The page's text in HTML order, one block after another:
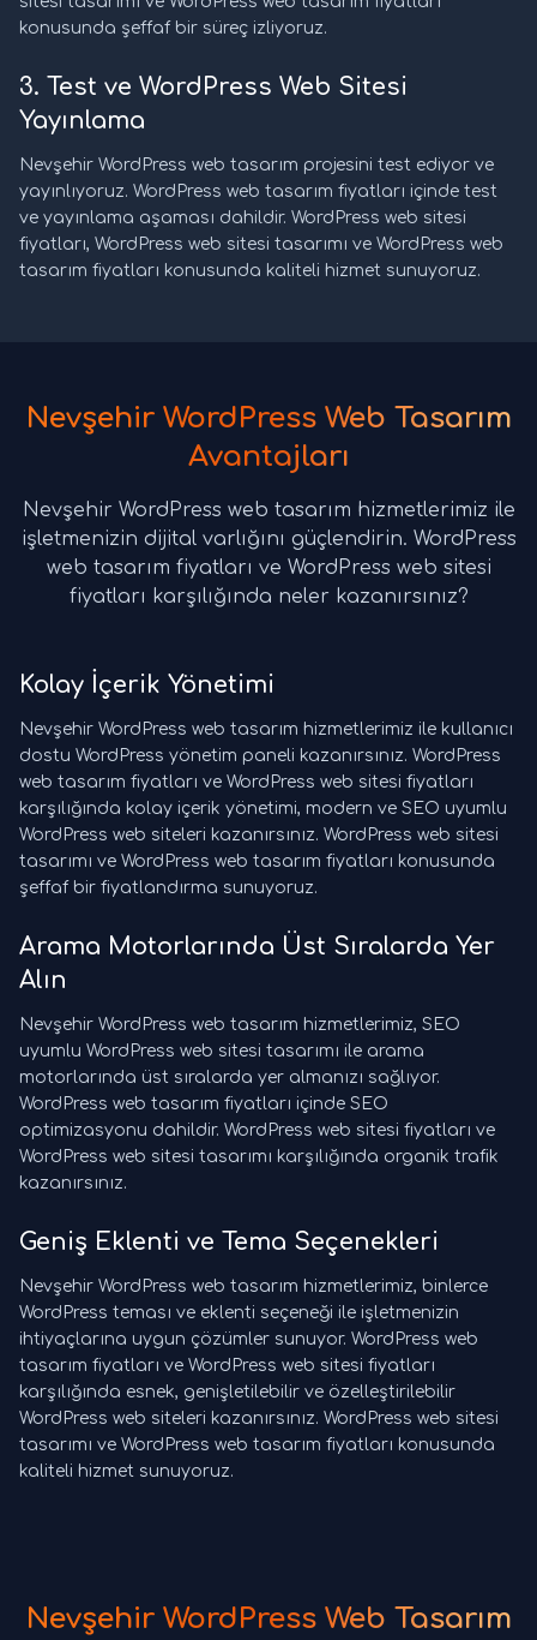
konusunda şeffaf bir süreç izliyoruz.
3. Test ve WordPress Web Sitesi
Yayınlama
Nevşehir WordPress web tasarım projesini test ediyor ve
yayınlıyoruz. WordPress web tasarım fiyatları içinde test
ve yayınlama aşaması dahildir. WordPress web sitesi
fiyatları, WordPress web sitesi tasarımı ve WordPress web
tasarım fiyatları konusunda kaliteli hizmet sunuyoruz.
Nevşehir WordPress Web Tasarım
Avantajları
Nevşehir WordPress web tasarım hizmetlerimiz ile
işletmenizin dijital varlığını güçlendirin. WordPress
web tasarım fiyatları ve WordPress web sitesi
fiyatları karşılığında neler kazanırsınız?
Kolay İçerik Yönetimi
Nevşehir WordPress web tasarım hizmetlerimiz ile kullanıcı
dostu WordPress yönetim paneli kazanırsınız. WordPress
web tasarım fiyatları ve WordPress web sitesi fiyatları
karşılığında kolay içerik yönetimi, modern ve SEO uyumlu
WordPress web siteleri kazanırsınız. WordPress web sitesi
tasarımı ve WordPress web tasarım fiyatları konusunda
şeffaf bir fiyatlandırma sunuyoruz.
Arama Motorlarında Üst Sıralarda Yer
Alın
Nevşehir WordPress web tasarım hizmetlerimiz, SEO
uyumlu WordPress web sitesi tasarımı ile arama
motorlarında üst sıralarda yer almanızı sağlıyor.
WordPress web tasarım fiyatları içinde SEO
optimizasyonu dahildir. WordPress web sitesi fiyatları ve
WordPress web sitesi tasarımı karşılığında organik trafik
kazanırsınız.
Geniş Eklenti ve Tema Seçenekleri
Nevşehir WordPress web tasarım hizmetlerimiz, binlerce
WordPress teması ve eklenti seçeneği ile işletmenizin
ihtiyaçlarına uygun çözümler sunuyor. WordPress web
tasarım fiyatları ve WordPress web sitesi fiyatları
karşılığında esnek, genişletilebilir ve özelleştirilebilir
WordPress web siteleri kazanırsınız. WordPress web sitesi
tasarımı ve WordPress web tasarım fiyatları konusunda
kaliteli hizmet sunuyoruz.
Nevşehir WordPress Web Tasarım